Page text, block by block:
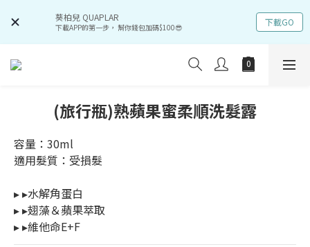
葵柏兒 QUAPLAR
下載APP的第一步， 幫你錢包加碼$100😎 下載GO
(旅行瓶)熟蘋果蜜柔順洗髮露
容量：30ml
適用髮質：受損髮
▸ ▸水解角蛋白
▸ ▸翅藻＆蘋果萃取
▸ ▸維他命E+F